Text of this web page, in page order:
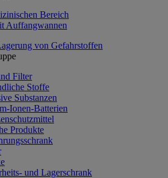
Bereich
Auffangwannen
von Gefahrstoffen
Filter
Stoffe
Substanzen
Ionen-Batterien
Produkte
und Lagerschrank